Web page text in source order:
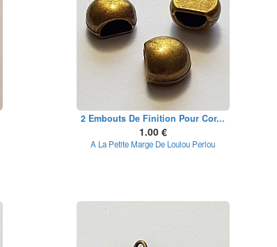
2 Embouts De Finition Pour Cor...
1.00 €
A La Petite Marge De Loulou Perlou